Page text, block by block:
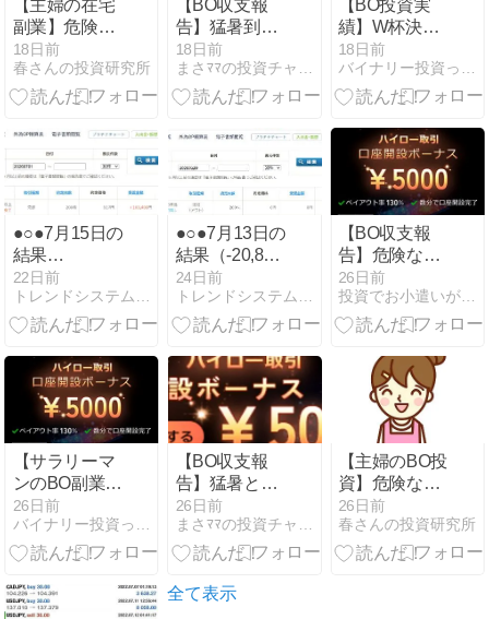
【主婦の在宅
副業】危険な
暑さは涼しい
部屋でサクッ
と＋13,000円
ホ投資術
18日前
春さんの投資研究所
【BO収支報
告】猛暑到
来！分かりや
すいドル高相
場と「ザオプ
秒取引で手堅
く＋14,000
円！
18日前
まさﾏﾏの投資チャンレンジ
【BO投資実
績】W杯決勝
で寝不足確
定！？スマホ
で＋15,000円
マンの「ザオ
プション」攻
略法
18日前
バイナリー投資って勝てるのか？
●○●7月15日の
結果
（+67,200
円）●○●
22日前
トレンドシステムfor外為OP
●○●7月13日の
結果（-20,800
円）●○●
24日前
トレンドシステムfor外為OP
【BO収支報
告】危険な暑
さと寝不足の
夏！ザオプシ
ョン「ペイア
15秒取引」で
賢く稼ぐ時短
トレード術
26日前
投資でお小遣いが増えるブログ
【サラリーマ
ンのBO副業】
寝不足でも＋
11,000円！動
かない相場は
正解？ザオプ
ション15秒取
26日前
バイナリー投資って勝てるのか？
【BO収支報
告】猛暑と熱
中症対策！薄
商い相場を乗
り切る「ザオ
秒取引の威力
26日前
まさﾏﾏの投資チャンレンジ
【主婦のBO投
資】危険な暑
さの7月動か
ない相場でも
＋9,000円！ス
26日前
春さんの投資研究所
全て表示